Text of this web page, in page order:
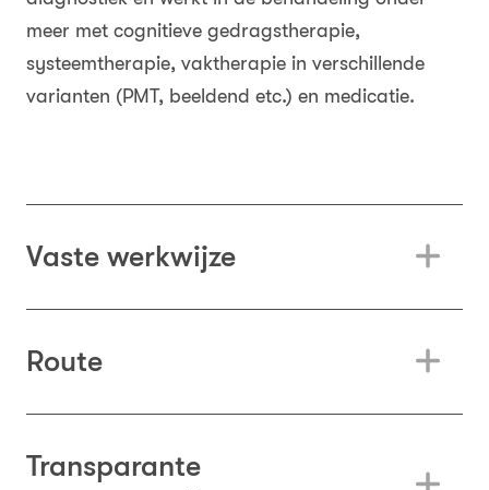
meer met cognitieve gedragstherapie,
systeemtherapie, vaktherapie in verschillende
varianten (PMT, beeldend etc.) en medicatie.
Vaste werkwijze
Route
Transparante